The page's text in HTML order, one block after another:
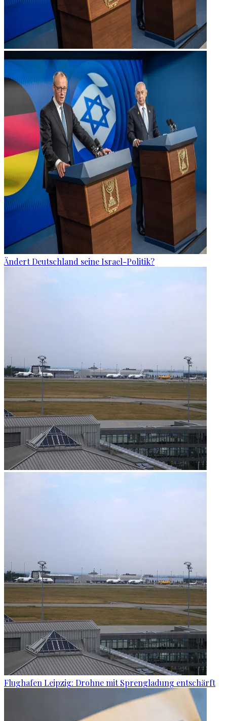
Ändert Deutschland seine Israel-Politik?
Flughafen Leipzig: Drohne mit Sprengladung entschärft